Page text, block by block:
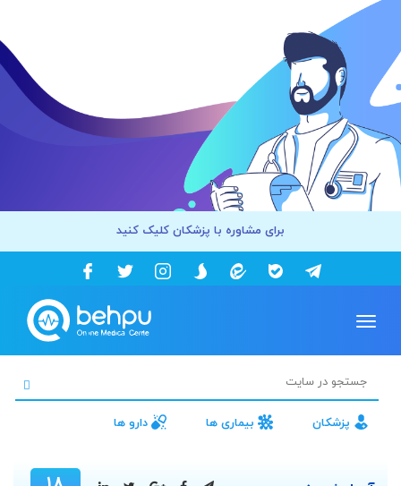
برای مشاوره با پزشکان کلیک کنید
Toggle
پزشکان بیماری ها دارو ها